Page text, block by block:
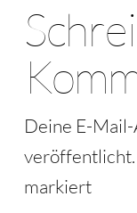
Deine E-
veröffentlicht.
markiert